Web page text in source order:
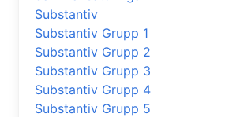
Substantiv
Substantiv Grupp 1
Substantiv Grupp 2
Substantiv Grupp 3
Substantiv Grupp 4
Substantiv Grupp 5